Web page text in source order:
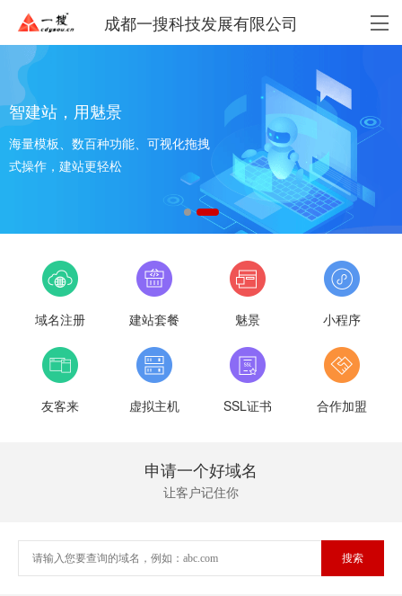
成都一搜科技发展有限公司
智建站，用魅景
海量模板、数百种功能、可视化拖拽
式操作，建站更轻松
域名注册 建站套餐 魅景 小程序
友客来 虚拟主机 SSL证书 合作加盟
申请一个好域名
让客户记住你